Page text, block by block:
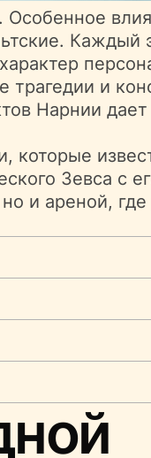
Каждый
трагедии и
Нарнии
которые
Зевса с
и ареной,